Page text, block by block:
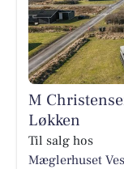
M
Løkken
Til salg hos
Mæglerhuset